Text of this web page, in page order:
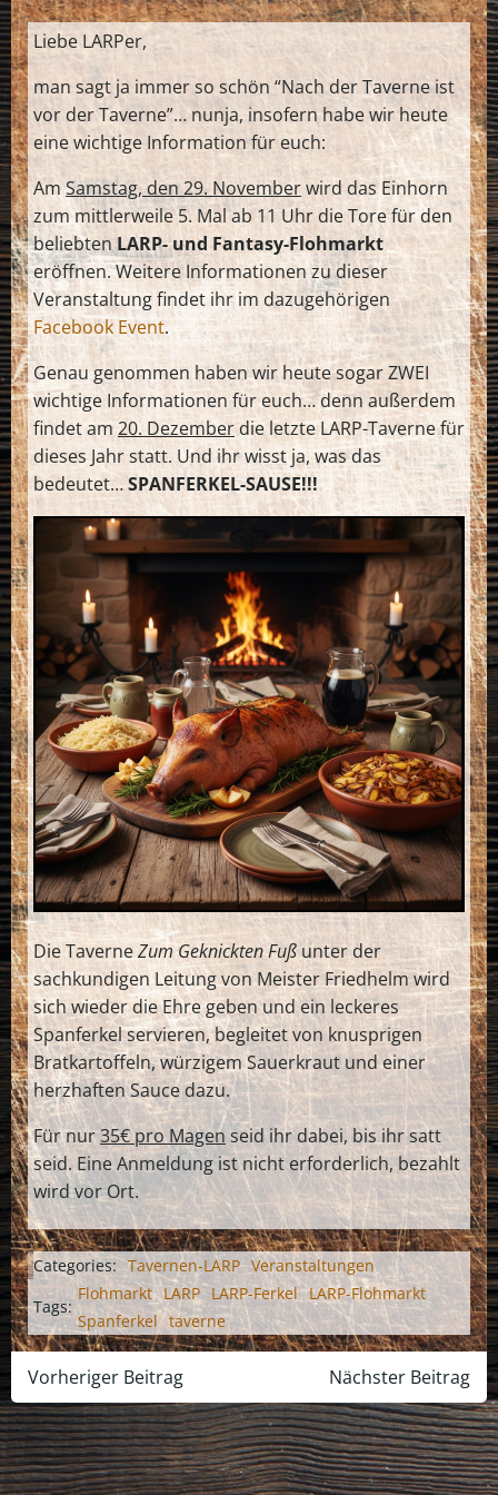
Liebe LARPer,
man sagt ja immer so schön “Nach der Taverne ist
vor der Taverne”… nunja, insofern habe wir heute
eine wichtige Information für euch:
AmSamstag, den 29. Novemberwird das Einhorn
zum mittlerweile 5. Mal ab 11 Uhr die Tore für den
beliebtenLARP- und Fantasy-Flohmarkt
eröffnen. Weitere Informationen zu dieser
Veranstaltung findet ihr im dazugehörigen
Facebook Event.
Genau genommen haben wir heute sogar ZWEI
wichtige Informationen für euch… denn außerdem
findet am20. Dezemberdie letzte LARP-Taverne für
dieses Jahr statt. Und ihr wisst ja, was das
bedeutet…SPANFERKEL-SAUSE!!!
Die TaverneZum Geknickten Fußunter der
sachkundigen Leitung von Meister Friedhelm wird
sich wieder die Ehre geben und ein leckeres
Spanferkel servieren, begleitet von knusprigen
Bratkartoffeln, würzigem Sauerkraut und einer
herzhaften Sauce dazu.
Für nur35€ pro Magen seid ihr dabei, bis ihr satt
seid. Eine Anmeldung ist nicht erforderlich, bezahlt
wird vor Ort.
Categories: Tavernen-LARP Veranstaltungen
Tags:
Flohmarkt LARP LARP-Ferkel LARP-Flohmarkt
Spanferkel taverne
Post
navigation
Vorheriger Beitrag
Post
navigation
Nächster Beitrag